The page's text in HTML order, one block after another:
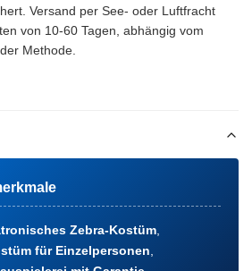
Versand per See- oder Luftfracht
von 10-60 Tagen, abhängig vom
Methode.
Zebra-Kostüm
für Einzelpersonen